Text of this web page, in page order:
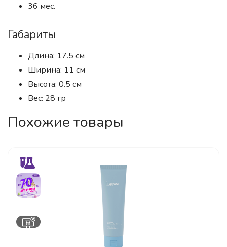
36 мес.
Габариты
Длина: 17.5 см
Ширина: 11 см
Высота: 0.5 см
Вес: 28 гр
Похожие товары